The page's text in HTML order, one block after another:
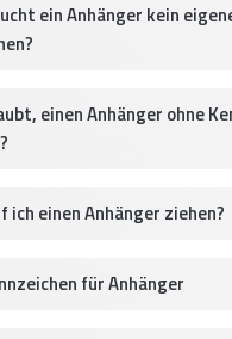
ein Anhänger kein
einen Anhänger ohne
ich einen Anhänger ziehen?
für Anhänger